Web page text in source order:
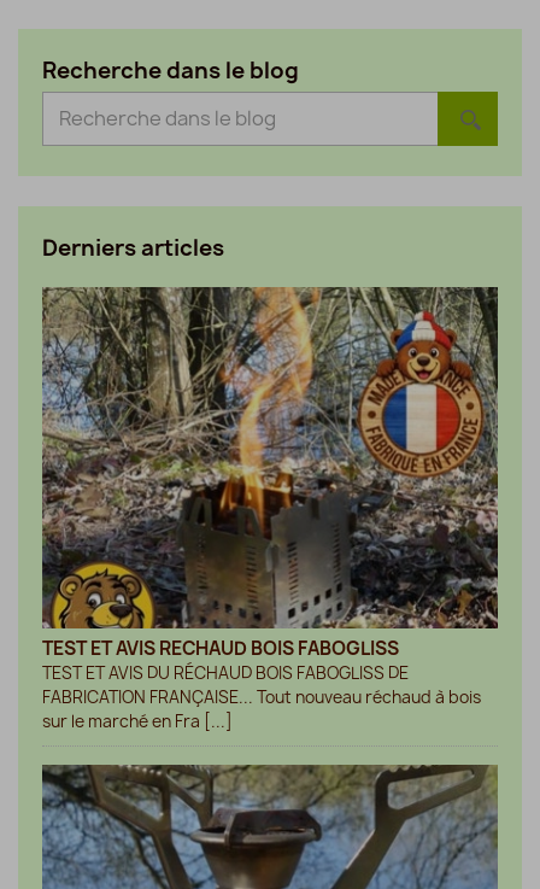
Recherche dans le blog
Derniers articles
TEST ET AVIS RECHAUD BOIS FABOGLISS
TEST ET AVIS DU RÉCHAUD BOIS FABOGLISS DE
FABRICATION FRANÇAISE... Tout nouveau réchaud à bois
sur le marché en Fra [...]